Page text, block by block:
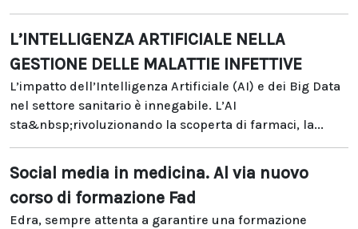
L’INTELLIGENZA ARTIFICIALE NELLA
GESTIONE DELLE MALATTIE INFETTIVE
L’impatto dell’Intelligenza Artificiale (AI) e dei Big Data
nel settore sanitario è innegabile. L’AI
sta&nbsp;rivoluzionando la scoperta di farmaci, la...
Social media in medicina. Al via nuovo
corso di formazione Fad
Edra, sempre attenta a garantire una formazione